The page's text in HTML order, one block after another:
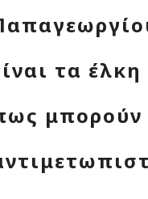
τα
μπορούν